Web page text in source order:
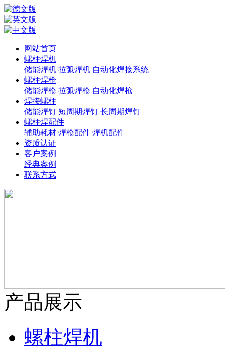
网站首页
螺柱焊机
储能焊机 拉弧焊机 自动化焊接系统
螺柱焊枪
储能焊枪 拉弧焊枪 自动化焊枪
焊接螺柱
储能焊钉 短周期焊钉 长周期焊钉
螺柱焊配件
辅助耗材 焊枪配件 焊机配件
资质认证
客户案例
经典案例
联系方式
产品展示
螺柱焊机